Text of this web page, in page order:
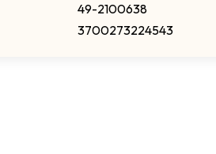
49-2100638
3700273224543